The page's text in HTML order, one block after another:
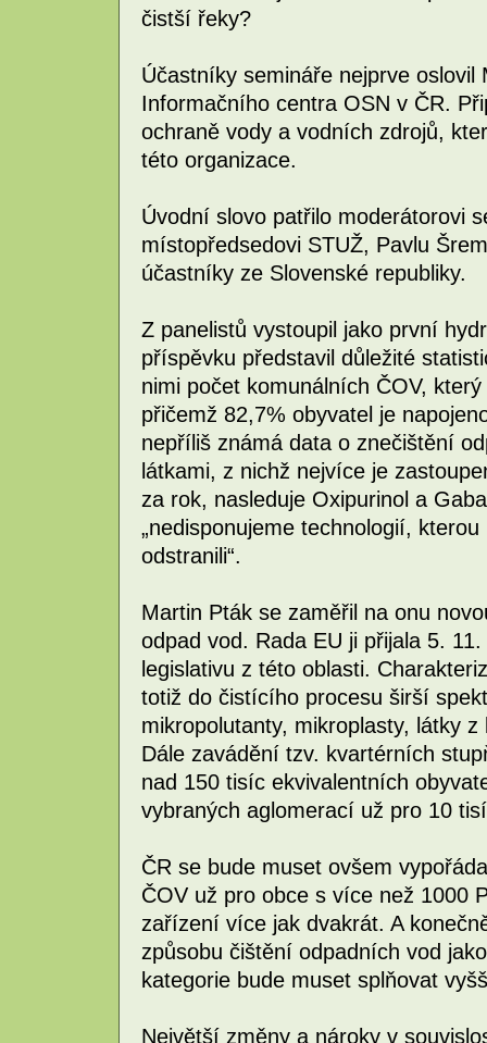
čistší řeky?
Účastníky semináře nejprve oslovil
Informačního centra OSN v ČR.
ochraně vody a vodních zdrojů,
této organizace.
Úvodní slovo patřilo moderátorovi
místopředsedovi STUŽ, Pavlu
účastníky ze Slovenské republiky.
Z panelistů vystoupil jako první
příspěvku představil důležité
nimi počet komunálních ČOV,
přičemž 82,7% obyvatel je
nepříliš známá data o znečištění
látkami, z nichž nejvíce je
za rok, nasleduje Oxipurinol a
„nedisponujeme technologií,
odstranili“.
Martin Pták se zaměřil na onu
odpad vod. Rada EU ji přijala 5.
legislativu z této oblasti.
totiž do čistícího procesu širší
mikropolutanty, mikroplasty, látky
Dále zavádění tzv. kvartérních
nad 150 tisíc ekvivalentních
vybraných aglomerací už pro 10
ČR se bude muset ovšem
ČOV už pro obce s více než 1000
zařízení více jak dvakrát. A
způsobu čištění odpadních vod
kategorie bude muset splňovat
Největší změny a nároky v